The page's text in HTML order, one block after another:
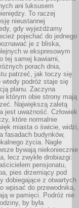
ani luksusem
To raczej
nieustannej
gdy wyjeżdżamy
pojechać do jednego
je z bliska,
w ekspresowym
tej samej kawiarni,
porach dnia,
patrzeć, jak toczy się
wtedy podróż staje się
planu. Zaczyna
którym obie strony mają
Największą zaletą
jest uważność. Człowiek
które normalnie
miasta o świcie, widzi,
fasadach budynków,
życia. Nagle
bywają niekoniecznie
lecz zwykłe drobiazgi:
pensjonatu,
pies drzemiący pod
dobiegające z otwartych
wpisać do przewodnika,
w pamięci. Podróż nie
by była